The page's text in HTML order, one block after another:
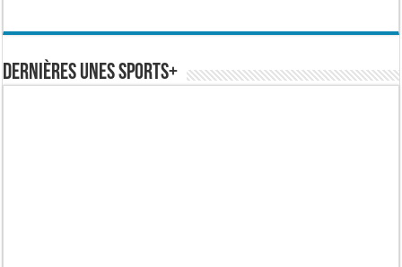
Dernières Unes Sports+